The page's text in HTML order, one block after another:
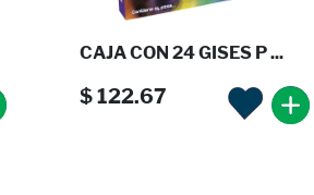
CAJA CON 24 GISES P ...
$ 122.67